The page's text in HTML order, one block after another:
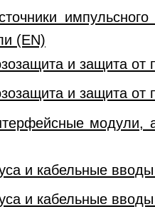
импульсного
(EN)
и защита от
и защита от
модули,
и кабельные
и кабельные